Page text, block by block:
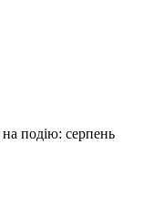
подію: серпень